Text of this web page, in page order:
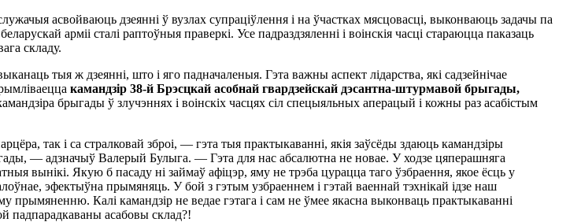
асвойваюць дзеянні ў вузлах супраціўлення і на ўчастках мясцовасці, выконваюць задачы па
арміі сталі раптоўныя праверкі. Усе падраздзяленні і воінскія часці стараюцца паказаць
складу.
тыя ж дзеянні, што і яго падначаленыя. Гэта важны аспект лідарства, які садзейнічае
камандзір 38-й Брэсцкай асобнай гвардзейскай дэсантна-штурмавой брыгады,
брыгады ў злучэннях і воінскіх часцях сіл спецыяльных аперацый і кожны раз асабістым
так і са стралковай зброі, — гэта тыя практыкаванні, якія заўсёды здаюць камандзіры
— адзначыў Валерый Булыга. — Гэта для нас абсалютна не новае. У ходзе цяперашняга
вынікі. Якую б пасаду ні займаў афіцэр, яму не трэба цурацца таго ўзбраення, якое ёсць у
эфектыўна прымяняць. У бой з гэтым узбраеннем і гэтай ваеннай тэхнікай ідзе наш
Калі камандзір не ведае гэтага і сам не ўмее якасна выконваць практыкаванні
падпарадкаваны асабовы склад?!